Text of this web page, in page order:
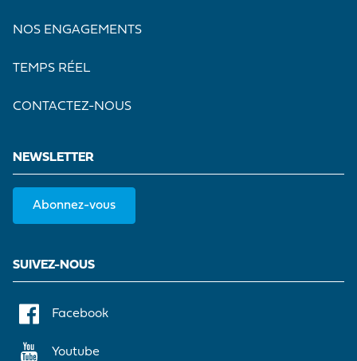
NOS ENGAGEMENTS
TEMPS RÉEL
CONTACTEZ-NOUS
NEWSLETTER
Abonnez-vous
SUIVEZ-NOUS
Facebook
Youtube